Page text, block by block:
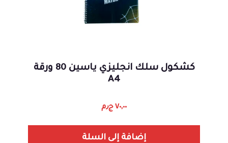
كشكول سلك انجليزي ياسين 80 ورقة
A4
٧٠,٠٠ ج٫م
إضافة إلى السلة